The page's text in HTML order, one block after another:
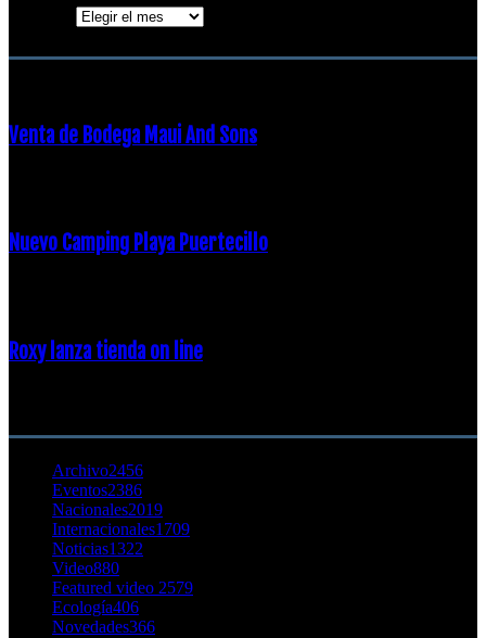
Venta de Bodega Maui And Sons
Nuevo Camping Playa Puertecillo
Roxy lanza tienda on line
Archivo2456
Eventos2386
Nacionales2019
Internacionales1709
Noticias1322
Video880
Featured video 2579
Ecología406
Novedades366